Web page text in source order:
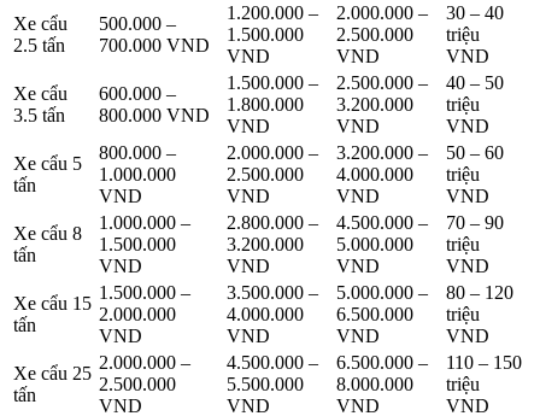
Xe cẩu
2.5 tấn
500.000 –
700.000 VND
1.200.000 –
1.500.000
VND
2.000.000 –
2.500.000
VND
30 – 40
triệu
VND
Xe cẩu
3.5 tấn
600.000 –
800.000 VND
1.500.000 –
1.800.000
VND
2.500.000 –
3.200.000
VND
40 – 50
triệu
VND
Xe cẩu 5
tấn
800.000 –
1.000.000
VND
2.000.000 –
2.500.000
VND
3.200.000 –
4.000.000
VND
50 – 60
triệu
VND
Xe cẩu 8
tấn
1.000.000 –
1.500.000
VND
2.800.000 –
3.200.000
VND
4.500.000 –
5.000.000
VND
70 – 90
triệu
VND
Xe cẩu 15
tấn
1.500.000 –
2.000.000
VND
3.500.000 –
4.000.000
VND
5.000.000 –
6.500.000
VND
80 – 120
triệu
VND
Xe cẩu 25
tấn
2.000.000 –
2.500.000
VND
4.500.000 –
5.500.000
VND
6.500.000 –
8.000.000
VND
110 – 150
triệu
VND